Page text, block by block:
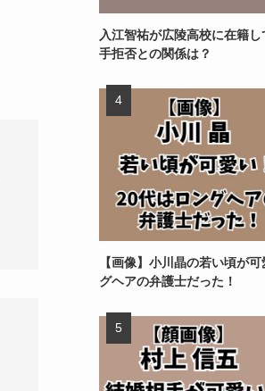
入江智祐が広陵高校に在籍
手拒否との関係は？
【画像】小川晶の若い頃が
グヘアの弁護士だった！